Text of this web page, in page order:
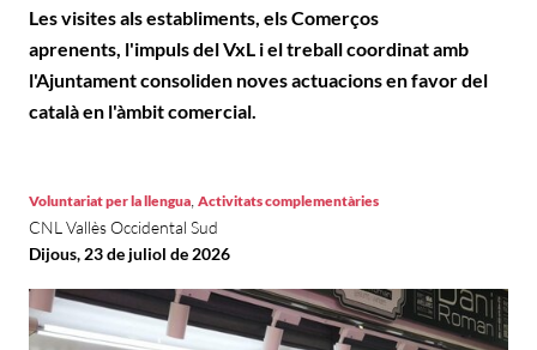
Les visites als establiments, els Comerços
aprenents, l'impuls del VxL i el treball coordinat amb
l'Ajuntament consoliden noves actuacions en favor del
català en l'àmbit comercial.
Voluntariat per la llengua, Activitats complementàries
CNL Vallès Occidental Sud
Dijous, 23 de juliol de 2026